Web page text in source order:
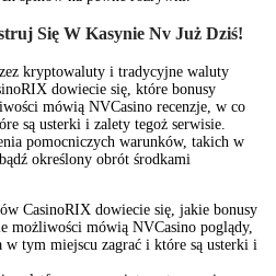
Się W Kasynie Nv Już Dziś!
kryptowaluty i tradycyjne waluty
dowiecie się, które bonusy
mówią NVCasino recenzje, w co
są usterki i zalety tegoż serwisie.
pomocniczych warunków, takich w
określony obrót środkami
CasinoRIX dowiecie się, jakie bonusy
możliwości mówią NVCasino poglądy,
tym miejscu zagrać i które są usterki i